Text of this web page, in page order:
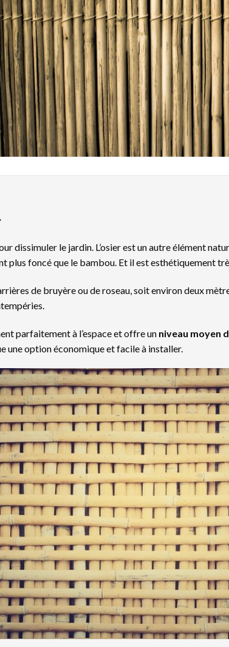
dissimuler le jardin. L’osier est un autre élément
plus foncé que le bambou. Et il est esthétiquement
de bruyère ou de roseau, soit environ deux
parfaitement à l’espace et offre un niveau moyen
une option économique et facile à installer.